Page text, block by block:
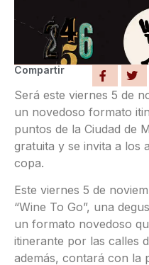
Compartir
Será este viernes 5 de
un novedoso formato
puntos de la Ciudad de
gratuita y se invita a los
copa.
Este viernes 5 de
“Wine To Go”, una
un formato novedoso
itinerante por las calles
además, contará con la